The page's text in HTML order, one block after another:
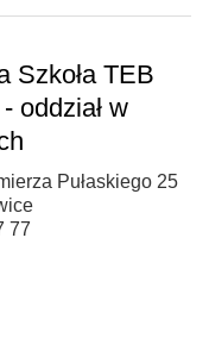
Szkoła TEB
oddział w
Pułaskiego 25
77